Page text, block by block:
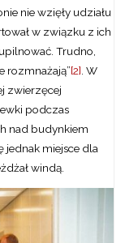
nie wzięły udziału
w związku z ich
Trudno,
rozmnażają”[2] . W
zwierzęcej
podczas
nad budynkiem
jednak miejsce dla
windą.